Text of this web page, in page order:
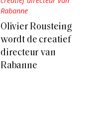
Olivier Rousteing
wordt de creatief
directeur van
Rabanne